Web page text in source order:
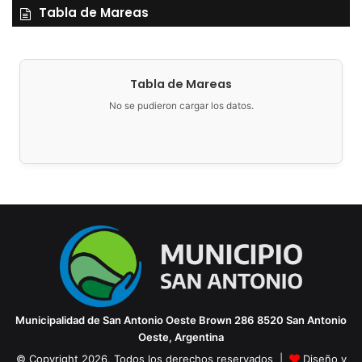
Tabla de Mareas
Tabla de Mareas
No se pudieron cargar los datos.
Municipalidad de San Antonio Oeste Brown 286 8520 San Antonio
Oeste, Argentina
© Copyright 2026, Todos los derechos reservados |
Diseño y